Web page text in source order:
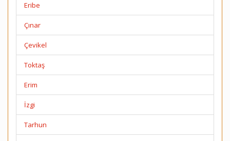
Eribe
Çınar
Çevikel
Toktaş
Erim
İzgi
Tarhun